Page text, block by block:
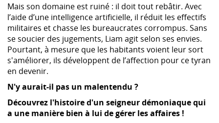
Mais son domaine est ruiné : il doit tout rebâtir. Avec
l’aide d’une intelligence artificielle, il réduit les effectifs
militaires et chasse les bureaucrates corrompus. Sans
se soucier des jugements, Liam agit selon ses envies.
Pourtant, à mesure que les habitants voient leur sort
s'améliorer, ils développent de l’affection pour ce tyran
en devenir.
N'y aurait-il pas un malentendu ?
Découvrez l'histoire d'un seigneur démoniaque qui
a une manière bien à lui de gérer les affaires !